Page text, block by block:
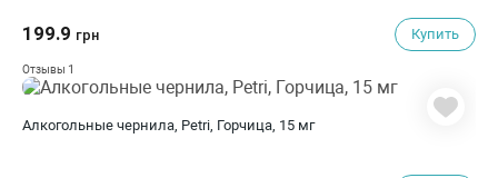
199.9 грн Купить
Отзывы 1
Алкогольные чернила, Petri, Горчица, 15 мг